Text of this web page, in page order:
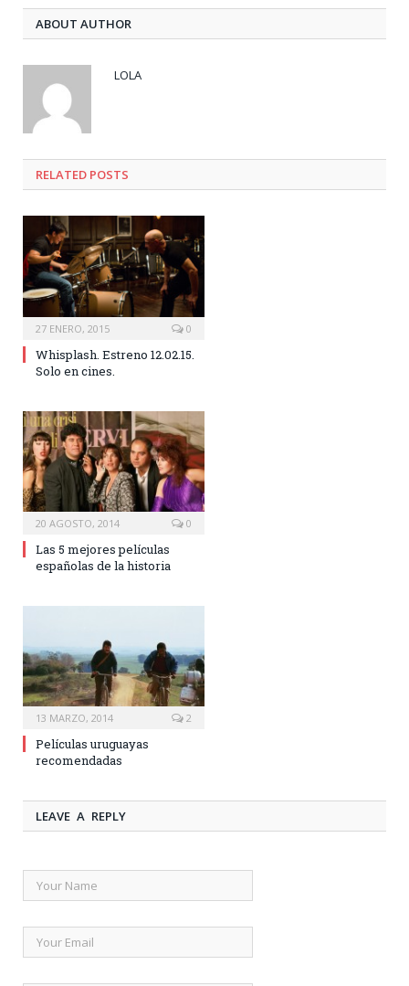
ABOUT AUTHOR
LOLA
RELATED POSTS
27 ENERO, 2015 0
Whisplash. Estreno 12.02.15.
Solo en cines.
20 AGOSTO, 2014 0
Las 5 mejores películas
españolas de la historia
13 MARZO, 2014 2
Películas uruguayas
recomendadas
LEAVE A REPLY